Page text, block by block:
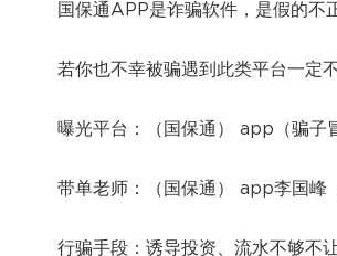
国保通APP是诈骗软件，是假的不
若你也不幸被骗遇到此类平台一定
曝光平台：（国保通） app（骗子
带单老师：（国保通） app李国峰
行骗手段：诱导投资、流水不够不